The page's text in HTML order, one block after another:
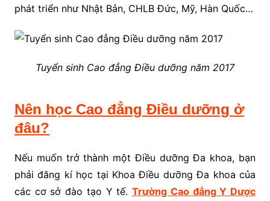
phát triển như Nhật Bản, CHLB Đức, Mỹ, Hàn Quốc…
Tuyển sinh Cao đẳng Điều dưỡng năm 2017
Nên học Cao đẳng Điều dưỡng ở
đâu?
Nếu muốn trở thành một Điều dưỡng Đa khoa, bạn
phải đăng kí học tại Khoa Điều dưỡng Đa khoa của
các cơ sở đào tạo Y tế.Trường Cao đẳng Y Dược